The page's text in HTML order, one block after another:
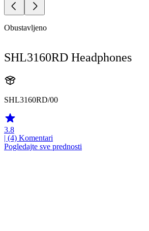
Obustavljeno
SHL3160RD Headphones
SHL3160RD/00
3.8
| (4) Komentari
Pogledajte sve prednosti